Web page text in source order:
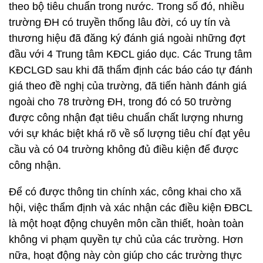
theo bộ tiêu chuẩn trong nước. Trong số đó, nhiều
trường ĐH có truyền thống lâu đời, có uy tín và
thương hiệu đã đăng ký đánh giá ngoài những đợt
đầu với 4 Trung tâm KĐCL giáo dục. Các Trung tâm
KĐCLGD sau khi đã thẩm định các báo cáo tự đánh
giá theo đề nghị của trường, đã tiến hành đánh giá
ngoài cho 78 trường ĐH, trong đó có 50 trường
được công nhận đạt tiêu chuẩn chất lượng nhưng
với sự khác biệt khá rõ về số lượng tiêu chí đạt yêu
cầu và có 04 trường không đủ điều kiện để được
công nhận.
Để có được thông tin chính xác, công khai cho xã
hội, việc thẩm định và xác nhận các điều kiện ĐBCL
là một hoạt động chuyên môn cần thiết, hoàn toàn
không vi phạm quyền tự chủ của các trường. Hơn
nữa, hoạt động này còn giúp cho các trường thực